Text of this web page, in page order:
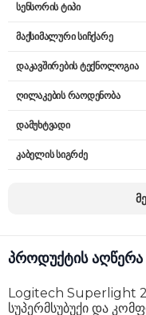
სენსორის ტიპი
მაქსიმალური სიჩქარე
დაკავშირების ტექნოლოგია
ღილაკების რაოდენობა
დამუხტვადი
კაბელის სიგრძე
პროდუქტის აღწერა
Logitech Superlight
სუპერმსუბუქი და